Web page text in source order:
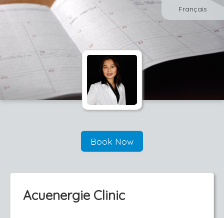
Français
Book Now
Acuenergie Clinic